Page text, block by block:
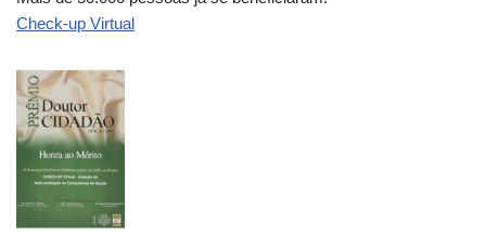
Check-up Virtual